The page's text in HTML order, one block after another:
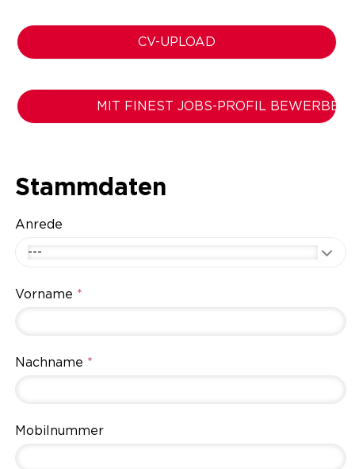
CV-UPLOAD
MIT FINEST JOBS-PROFIL BEWERBEN
Stammdaten
Anrede
---
Vorname *
Nachname *
Mobilnummer